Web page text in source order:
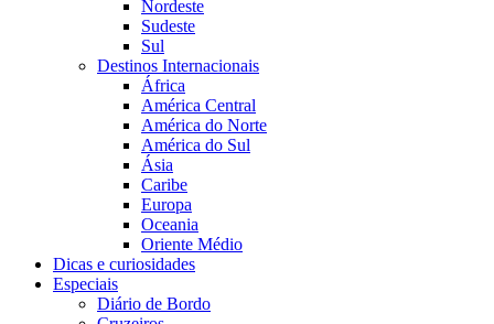
Nordeste
Sudeste
Sul
Destinos Internacionais
África
América Central
América do Norte
América do Sul
Ásia
Caribe
Europa
Oceania
Oriente Médio
Dicas e curiosidades
Especiais
Diário de Bordo